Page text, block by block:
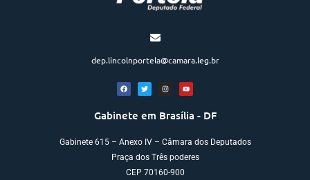
dep.lincolnportela@camara.leg.br
Gabinete em Brasília - DF
Gabinete 615 – Anexo IV – Câmara dos Deputados
Praça dos Três poderes
CEP 70160-900